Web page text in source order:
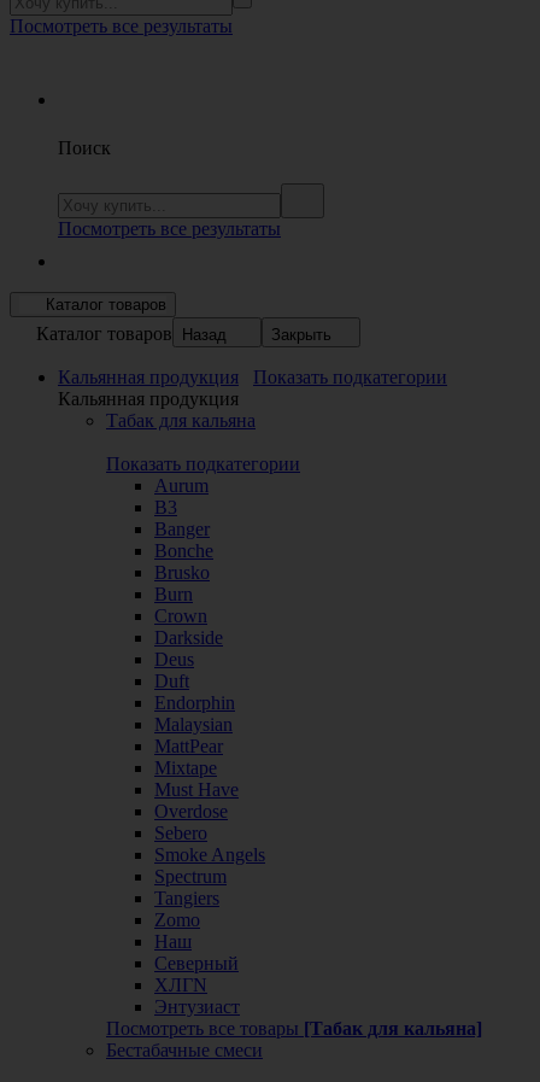
Посмотреть все результаты
Поиск
Посмотреть все результаты
Каталог товаров
Каталог товаров Назад Закрыть
Кальянная продукция
Показать подкатегории
Кальянная продукция
Табак для кальяна
Показать подкатегории
Aurum
B3
Banger
Bonche
Brusko
Burn
Crown
Darkside
Deus
Duft
Endorphin
Malaysian
MattPear
Mixtape
Must Have
Overdose
Sebero
Smoke Angels
Spectrum
Tangiers
Zomo
Наш
Северный
ХЛГN
Энтузиаст
Посмотреть все товары [Табак для кальяна]
Бестабачные смеси